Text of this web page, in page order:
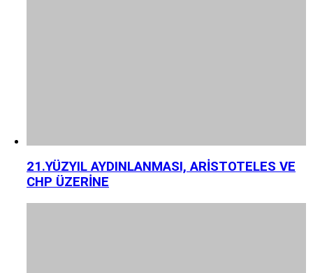
21.YÜZYIL AYDINLANMASI, ARİSTOTELES VE
CHP ÜZERİNE